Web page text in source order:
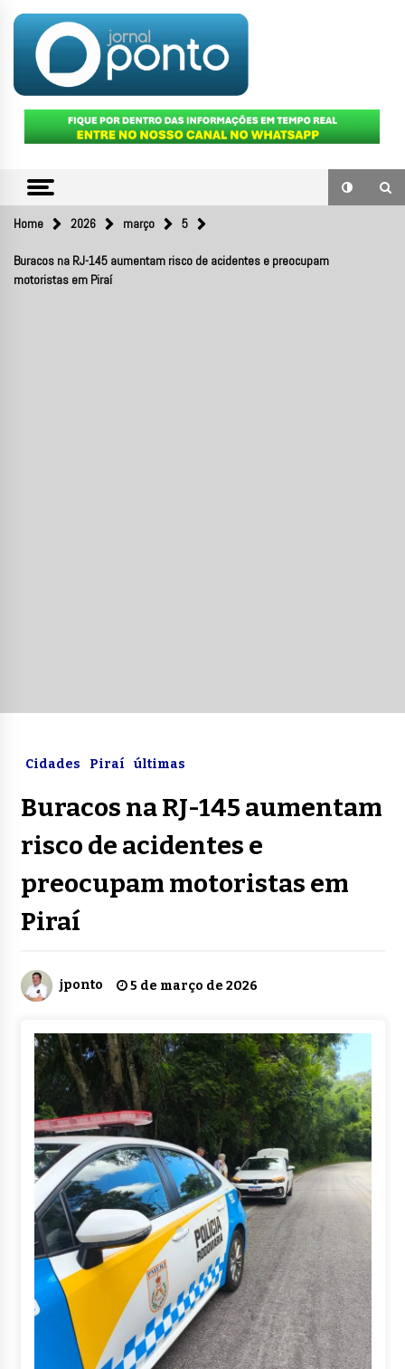
content
JORNAL
PONTO
Home 2026 março 5
Buracos na RJ-145 aumentam risco de acidentes e preocupam
motoristas em Piraí
Cidades Piraí últimas
Buracos na RJ-145 aumentam
risco de acidentes e
preocupam motoristas em
Piraí
jponto 5 de março de 2026